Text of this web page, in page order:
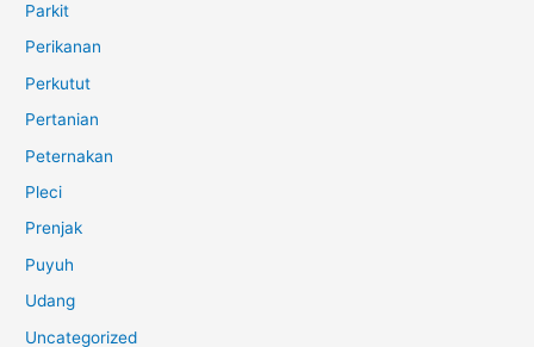
Parkit
Perikanan
Perkutut
Pertanian
Peternakan
Pleci
Prenjak
Puyuh
Udang
Uncategorized